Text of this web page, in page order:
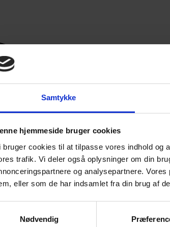
Samtykke
hjemmeside bruger cookies
bruger cookies til at tilpasse vores indhold og
trafik. Vi deler også oplysninger om din
og analysepartnere.
eller som de har indsamlet fra din brug af
Nødvendig